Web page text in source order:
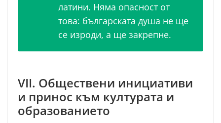
латини. Няма опасност от
това: българската душа не ще
се изроди, а ще закрепне.
VII. Обществени инициативи
и принос към културата и
образованието